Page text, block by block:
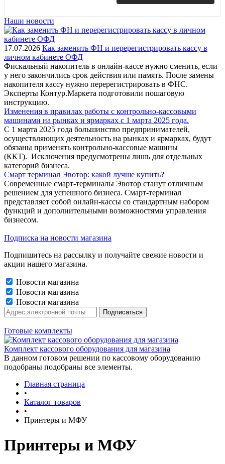
Наши новости
17.07.2026 Как заменить ФН и перерегистрировать кассу в
личном кабинете ОФД
Фискальный накопитель в онлайн-кассе нужно сменить, если
у него закончились срок действия или память. После замены
накопителя кассу нужно перерегистрировать в ФНС.
Эксперты Контур.Маркета подготовили пошаговую
инструкцию.
Изменения в правилах работы с контрольно-кассовыми
машинами на рынках и ярмарках с 1 марта 2025 года.
С 1 марта 2025 года большинство предпринимателей,
осуществляющих деятельность на рынках и ярмарках, будут
обязаны применять контрольно-кассовые машины
(ККТ). Исключения предусмотрены лишь для отдельных
категорий бизнеса.
Смарт терминал Эвотор: какой лучше купить?
Современные смарт-терминалы Эвотор станут отличным
решением для успешного бизнеса. Смарт-терминал
представляет собой онлайн-кассы со стандартным набором
функций и дополнительными возможностями управления
бизнесом.
Подписка на новости магазина
Подпишитесь на рассылку и получайте свежие новости и
акции нашего магазина.
Новости магазина
Новости магазина
Новости магазина
Готовые комплекты
Комплект кассового оборудования для магазина
В данном готовом решении по кассовому оборудованию
подобраны подобраны все элементы.
Главная страница
•
Каталог товаров
•
Принтеры и МФУ
Принтеры и МФУ